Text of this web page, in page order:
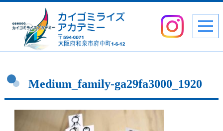
Medium_family-ga29fa3000_1920